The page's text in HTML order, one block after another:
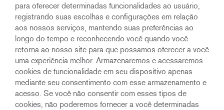
para oferecer determinadas funcionalidades ao usuário,
registrando suas escolhas e configurações em relação
aos nossos serviços, mantendo suas preferências ao
longo do tempo e reconhecendo você quando você
retorna ao nosso site para que possamos oferecer a você
uma experiência melhor. Armazenaremos e acessaremos
cookies de funcionalidade em seu dispositivo apenas
mediante seu consentimento com esse armazenamento e
acesso. Se você não consentir com esses tipos de
cookies, não poderemos fornecer a você determinadas